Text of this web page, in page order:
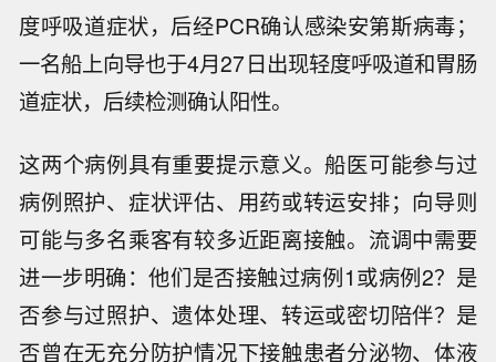
度呼吸道症状，后经PCR确认感染安第斯病毒；
一名船上向导也于4月27日出现轻度呼吸道和胃肠
道症状，后续检测确认阳性。
这两个病例具有重要提示意义。船医可能参与过
病例照护、症状评估、用药或转运安排；向导则
可能与多名乘客有较多近距离接触。流调中需要
进一步明确：他们是否接触过病例1或病例2？是
否参与过照护、遗体处理、转运或密切陪伴？是
否曾在无充分防护情况下接触患者分泌物、体液